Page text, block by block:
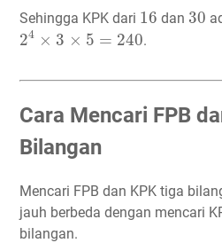
Sehingga KPK dari 16
16 dan 30
30
24 × 3 × 5 = 240
24×3×5=240
.
Cara Mencari FPB
Bilangan
Mencari FPB dan KPK tiga
jauh berbeda dengan mencari
bilangan.